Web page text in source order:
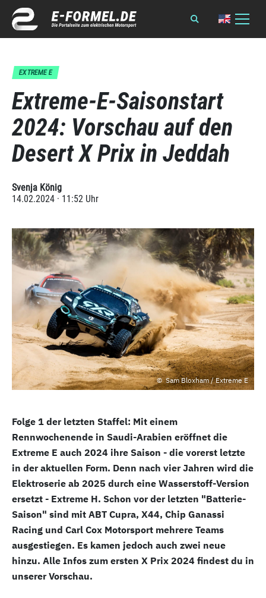
EXTREME E
Extreme-E-Saisonstart
2024: Vorschau auf den
Desert X Prix in Jeddah
Svenja König
14.02.2024 · 11:52 Uhr
Sam Bloxham / Extreme E
Folge 1 der letzten Staffel: Mit einem
Rennwochenende in Saudi-Arabien eröffnet die
Extreme E auch 2024 ihre Saison - die vorerst letzte
in der aktuellen Form. Denn nach vier Jahren wird die
Elektroserie ab 2025 durch eine Wasserstoff-Version
ersetzt - Extreme H. Schon vor der letzten "Batterie-
Saison" sind mit ABT Cupra, X44, Chip Ganassi
Racing und Carl Cox Motorsport mehrere Teams
ausgestiegen. Es kamen jedoch auch zwei neue
hinzu. Alle Infos zum ersten X Prix 2024 findest du in
unserer Vorschau.